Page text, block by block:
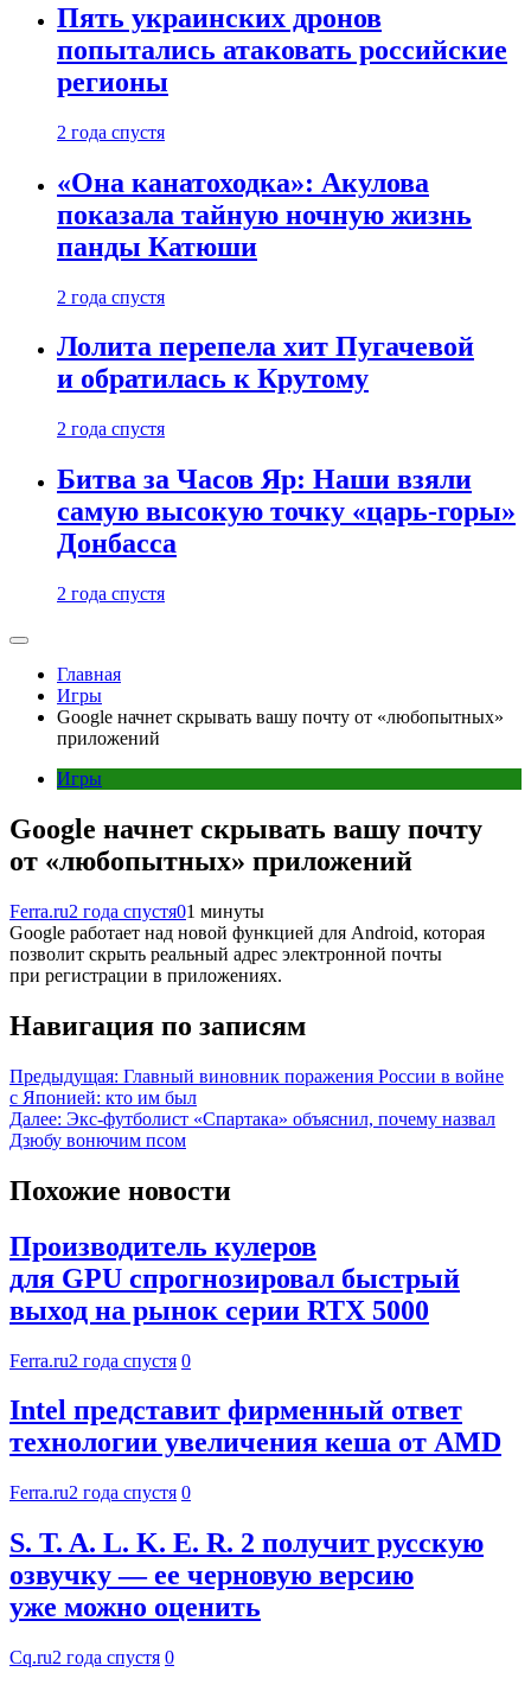
Пять украинских дронов
попытались атаковать российские
регионы
2 года спустя
«Она канатоходка»: Акулова
показала тайную ночную жизнь
панды Катюши
2 года спустя
Лолита перепела хит Пугачевой
и обратилась к Крутому
2 года спустя
Битва за Часов Яр: Наши взяли
самую высокую точку «царь-горы»
Донбасса
2 года спустя
Главная
Игры
Google начнет скрывать вашу почту от «любопытных»
приложений
Игры
Google начнет скрывать вашу почту
от «любопытных» приложений
Ferra.ru2 года спустя01 минуты
Google работает над новой функцией для Android, которая
позволит скрыть реальный адрес электронной почты
при регистрации в приложениях.
Навигация по записям
Предыдущая: Главный виновник поражения России в войне
с Японией: кто им был
Далее: Экс-футболист «Спартака» объяснил, почему назвал
Дзюбу вонючим псом
Похожие новости
Производитель кулеров
для GPU спрогнозировал быстрый
выход на рынок серии RTX 5000
Ferra.ru2 года спустя 0
Intel представит фирменный ответ
технологии увеличения кеша от AMD
Ferra.ru2 года спустя 0
S. T. A. L. K. E. R. 2 получит русскую
озвучку — ее черновую версию
уже можно оценить
Cq.ru2 года спустя 0